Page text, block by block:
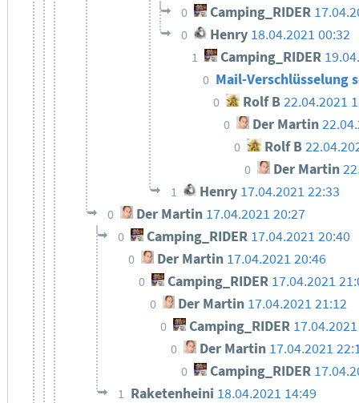
0 Camping_RIDER
0 Henry 18.04.2021 00:32
1 Camping_RIDER
0 Mail-Verschlüsselung
0 Rolf B22.04.2021
0 Der Martin
0 Rolf B
0 Der Martin
1 Henry 17.04.2021 22:33
0 Der Martin 17.04.2021 20:27
0 Camping_RIDER 17.04.2021 20:40
0 Der Martin 17.04.2021 20:46
0 Camping_RIDER 17.04.2021
0 Der Martin 17.04.2021 21:12
0 Camping_RIDER
0 Der Martin 17.04.2021
0 Camping_RIDER
1 Raketenheini 18.04.2021 14:49